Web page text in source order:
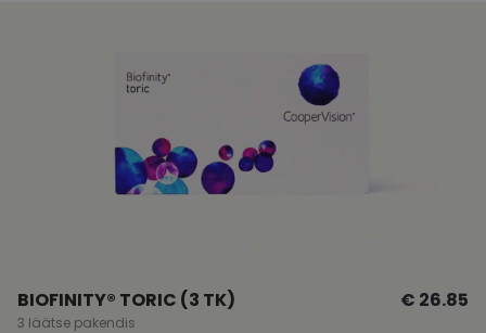
BIOFINITY® TORIC (3 TK)
3 läätse pakendis
€ 26.85